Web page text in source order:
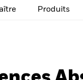
Produits